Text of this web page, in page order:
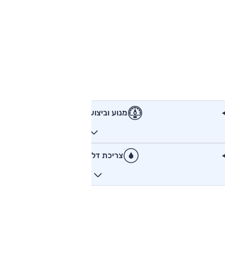
מנוע וביצועים
צריכת דלק